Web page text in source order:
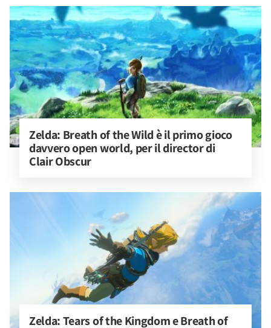
Zelda: Breath of the Wild è il primo gioco
davvero open world, per il director di
Clair Obscur
Zelda: Tears of the Kingdom e Breath of